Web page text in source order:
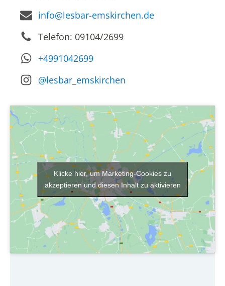
info@lesbar-emskirchen.de
Telefon: 09104/2699
+4991042699
@lesbar_emskirchen
Klicke hier, um Marketing-Cookies zu
akzeptieren und diesen Inhalt zu aktivieren